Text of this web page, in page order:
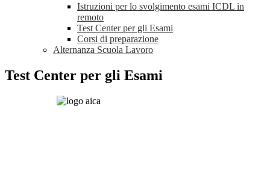
Istruzioni per lo svolgimento esami ICDL in
remoto
Test Center per gli Esami
Corsi di preparazione
Alternanza Scuola Lavoro
Test Center per gli Esami